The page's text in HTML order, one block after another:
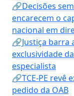
🔗Decisões
encarecem o
nacional em
🔗Justiça barra
exclusividade
especialista
🔗TCE-PE revê
pedido da OAB